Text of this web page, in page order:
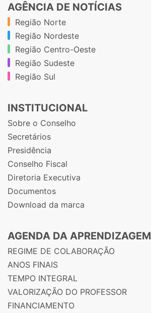
AGÊNCIA DE NOTÍCIAS
Região Norte
Região Nordeste
Região Centro-Oeste
Região Sudeste
Região Sul
INSTITUCIONAL
Sobre o Conselho
Secretários
Presidência
Conselho Fiscal
Diretoria Executiva
Documentos
Download da marca
AGENDA DA APRENDIZAGEM
REGIME DE COLABORAÇÃO
ANOS FINAIS
TEMPO INTEGRAL
VALORIZAÇÃO DO PROFESSOR
FINANCIAMENTO